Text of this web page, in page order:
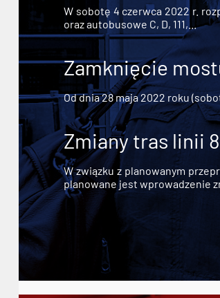
W sobotę 4 czerwca 2022 r.
oraz autobusowe C, D, 111,...
Zamknięcie
Od dnia 28 maja 2022 roku
Zmiany tras linii
W związku z planowanym
planowane jest wprowadzenie